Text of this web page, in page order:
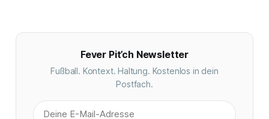
Fever Pit’ch Newsletter
Fußball. Kontext. Haltung. Kostenlos in dein
Postfach.